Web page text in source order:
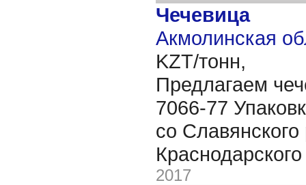
Чечевица
Акмолинская
KZT/тонн,
Предлагаем
7066-77
со
2017